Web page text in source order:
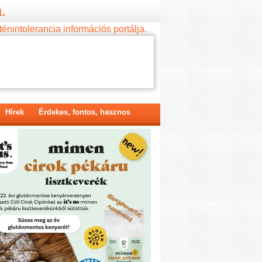
információs portálja.
Hírek Érdekes, fontos, hasznos